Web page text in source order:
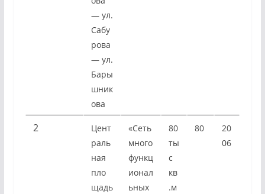
— ул.
Сабу
рова
— ул.
Бары
шник
ова
2
Цент
раль
ная
пло
щадь
«Сеть
много
функц
ионал
ьных
80
ты
с
кв
.м
80
20
06